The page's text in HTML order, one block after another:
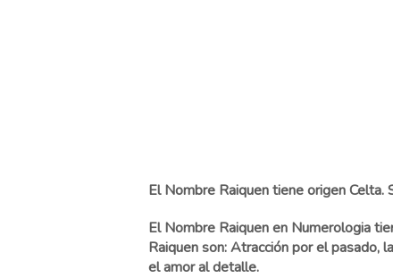
El Nombre Raiquen tiene origen Celta.
El Nombre Raiquen en Numerologia
Raiquen son: Atracción por el pasado,
el amor al detalle.